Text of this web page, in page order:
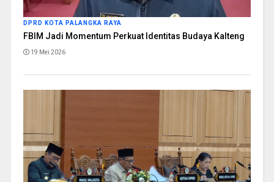
DPRD KOTA PALANGKA RAYA
FBIM Jadi Momentum Perkuat Identitas Budaya Kalteng
19 Mei 2026